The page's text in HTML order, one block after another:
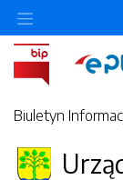
Biuletyn